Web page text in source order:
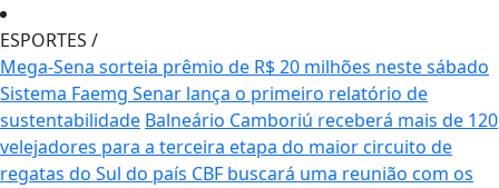
ESPORTES /
Mega-Sena sorteia prêmio de R$ 20 milhões neste sábado
Sistema Faemg Senar lança o primeiro relatório de
sustentabilidade Balneário Camboriú receberá mais de 120
velejadores para a terceira etapa do maior circuito de
regatas do Sul do país CBF buscará uma reunião com os